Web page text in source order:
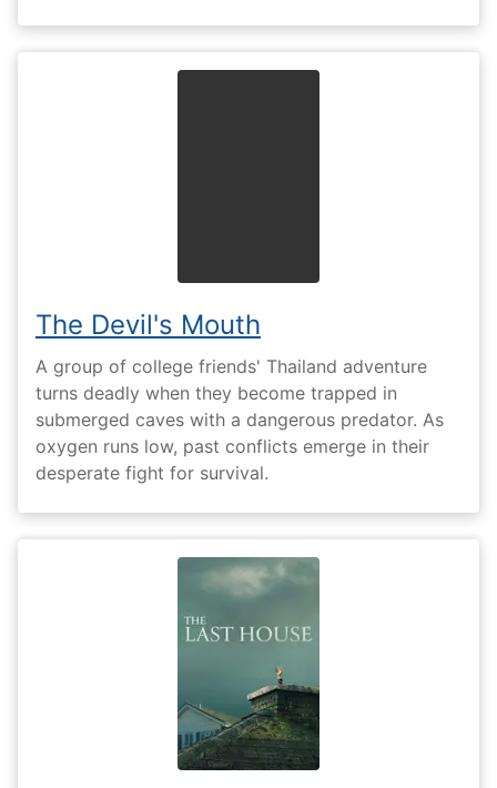
The Devil's Mouth
A group of college friends' Thailand adventure
turns deadly when they become trapped in
submerged caves with a dangerous predator. As
oxygen runs low, past conflicts emerge in their
desperate fight for survival.